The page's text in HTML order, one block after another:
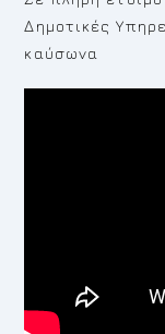
Δημοτικές
καύσωνα